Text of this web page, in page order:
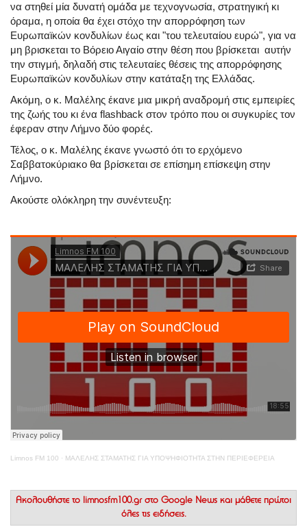
να στηθεί μία δυνατή ομάδα με τεχνογνωσία, στρατηγική κι
όραμα, η οποία θα έχει στόχο την απορρόφηση των
Ευρωπαϊκών κονδυλίων έως και "του τελευταίου ευρώ", για να
μη βρισκεται το Βόρειο Αιγαίο στην θέση που βρίσκεται αυτήν
την στιγμή, δηλαδή στις τελευταίες θέσεις της απορρόφησης
Ευρωπαϊκών κονδυλίων στην κατάταξη της Ελλάδας.
Ακόμη, ο κ. Μαλέλης έκανε μια μικρή αναδρομή στις εμπειρίες
της ζωής του κι ένα flashback στον τρόπο που οι συγκυρίες τον
έφεραν στην Λήμνο δύο φορές.
Τέλος, ο κ. Μαλέλης έκανε γνωστό ότι το ερχόμενο
Σαββατοκύριακο θα βρίσκεται σε επίσημη επίσκεψη στην
Λήμνο.
Ακούστε ολόκληρη την συνέντευξη:
Limnos FM 100 · ΜΑΛΕΛΗΣ ΣΤΑΜΑΤΗΣ ΓΙΑ ΥΠΟΨΗΦΙΟΤΗΤΑ ΣΤΗΝ ΠΕΡΙΕΦΕΡΕΙΑ
Ακολουθήστε το limnosfm100.gr στο Google News και μάθετε πρώτοι
όλες τις ειδήσεις.